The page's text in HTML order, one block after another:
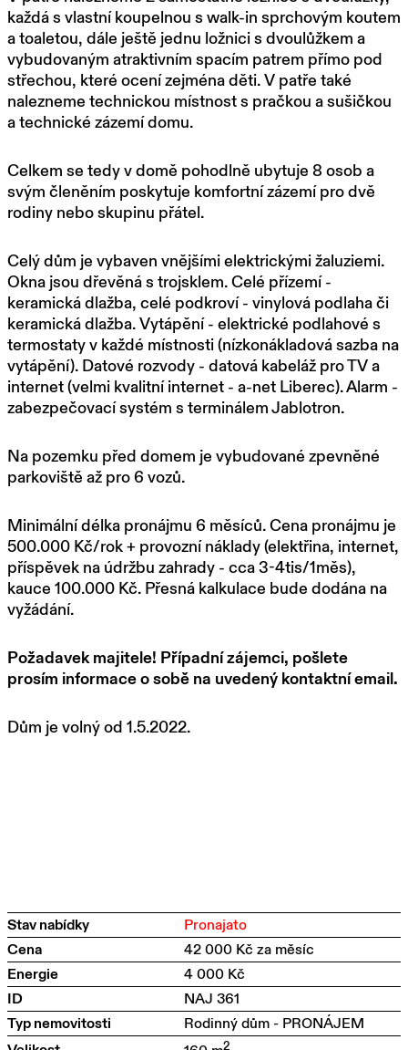
každá s vlastní koupelnou s walk-in sprchovým koutem
a toaletou, dále ještě jednu ložnici s dvoulůžkem a
vybudovaným atraktivním spacím patrem přímo pod
střechou, které ocení zejména děti. V patře také
nalezneme technickou místnost s pračkou a sušičkou
a technické zázemí domu.
Celkem se tedy v domě pohodlně ubytuje 8 osob a
svým členěním poskytuje komfortní zázemí pro dvě
rodiny nebo skupinu přátel.
Celý dům je vybaven vnějšími elektrickými žaluziemi.
Okna jsou dřevěná s trojsklem. Celé přízemí -
keramická dlažba, celé podkroví - vinylová podlaha či
keramická dlažba. Vytápění - elektrické podlahové s
termostaty v každé místnosti (nízkonákladová sazba na
vytápění). Datové rozvody - datová kabeláž pro TV a
internet (velmi kvalitní internet - a-net Liberec). Alarm -
zabezpečovací systém s terminálem Jablotron.
Na pozemku před domem je vybudované zpevněné
parkoviště až pro 6 vozů.
Minimální délka pronájmu 6 měsíců. Cena pronájmu je
500.000 Kč/rok + provozní náklady (elektřina, internet,
příspěvek na údržbu zahrady - cca 3-4tis/1měs),
kauce 100.000 Kč. Přesná kalkulace bude dodána na
vyžádání.
Požadavek majitele! Případní zájemci, pošlete
prosím informace o sobě na uvedený kontaktní email.
Dům je volný od 1.5.2022.
Stav nabídky
Pronajato
Cena
42 000 Kč za měsíc
Energie
4 000 Kč
ID
NAJ 361
Typ nemovitosti
Rodinný dům - PRONÁJEM
2